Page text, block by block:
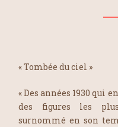
« Tombée du ciel »
« Des années 1930 qui
des figures les
surnommé en son